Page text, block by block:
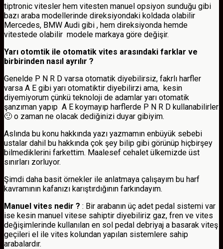
tiptronic vitesler hem vitesten manuel opsiyon sunduğu gibi
bazı araba modellerinde direksiyondaki koldada olabilir
Mercedes, BMW Audi gibi , hem direksiyonda hemde
vitestede olabilir modele markaya göre değişir.
Yarı otomtik ile otomatik vites arasındaki farklar ve
birbirinden nasıl ayrılır ?
Genelde P N R D varsa otomatik diyebilirsiz, fakrlı harfler
varsa A E gibi yarı otomatiktir diyebilirzi ama, kesin
diyemiyorum çünkü teknoloji de adamlar yarı otomatik
şanzıman yapıp A E koymayıp harflerde P N R D kullanabilirler
🙂 o zaman ne olacak dediğinizi duyar gibiyim.
Aslında bu konu hakkında yazı yazmamın enbüyük sebebi
ustalar dahil bu hakkında çok şey bilip gibi görünüp hiçbirşey
bilmediklerini farkettim. Maalesef cehalet ülkemizde üst
sınırları zorluyor.
Şimdi daha basit örnekler ile anlatmaya çalışayım bu harf
kavramının kafanızı karıştırdığının farkındayım.
Manuel vites nedir ? : Bir arabanın üç adet pedal sistemi var
ise kesin manuel vitese sahiptir diyebiliriz gaz, fren ve vites
değişimlerinde kullanılan en sol pedal debriyaj a basarak viteş
geçileri el ile vites kolundan yapılan sistemlere sahip
arabalardır.